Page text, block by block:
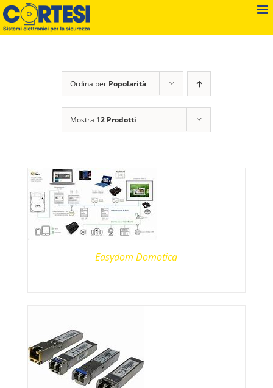
Salta
al
contenuto
Ordina per Popolarità
Mostra 12 Prodotti
Easydom Domotica